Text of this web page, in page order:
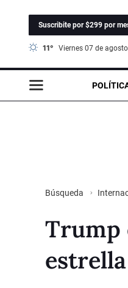
Suscribite por $299 por
11° viernes 07 de
Búsqueda
Trump